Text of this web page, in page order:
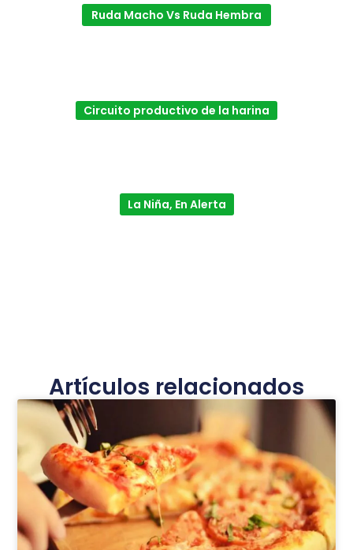
Ruda Macho Vs Ruda Hembra
Circuito productivo de la harina
La Niña, En Alerta
Artículos relacionados